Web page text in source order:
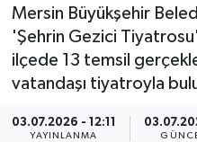
Mersin Büyükşehir
'Şehrin Gezici
ilçede 13 temsil
vatandaşı tiyatroyla
03.07.2026 - 12:11
YAYINLANMA
Resmi İlan
Sağlık
Siyaset